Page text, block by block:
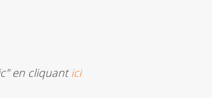
en cliquantici